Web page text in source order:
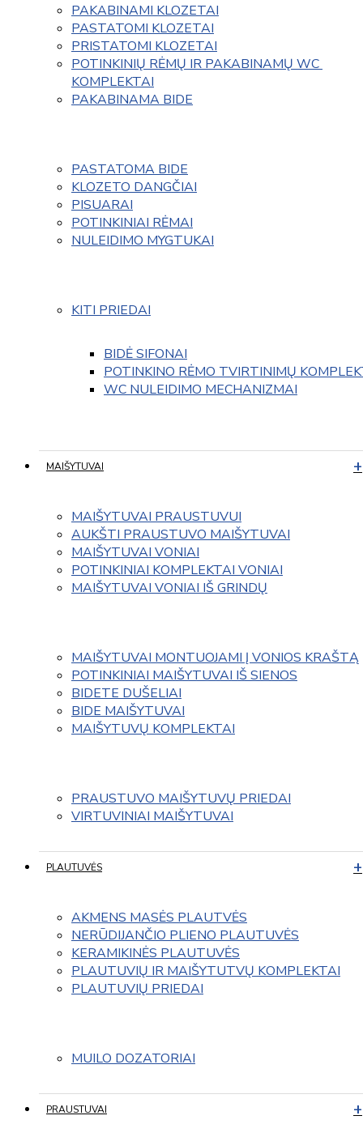
PAKABINAMI KLOZETAI
PASTATOMI KLOZETAI
PRISTATOMI KLOZETAI
POTINKINIŲ RĖMŲ IR PAKABINAMŲ WC
KOMPLEKTAI
PAKABINAMA BIDE
PASTATOMA BIDE
KLOZETO DANGČIAI
PISUARAI
POTINKINIAI RĖMAI
NULEIDIMO MYGTUKAI
KITI PRIEDAI
BIDĖ SIFONAI
POTINKINO RĖMO TVIRTINIMŲ
WC NULEIDIMO MECHANIZMAI
MAIŠYTUVAI
MAIŠYTUVAI PRAUSTUVUI
AUKŠTI PRAUSTUVO MAIŠYTUVAI
MAIŠYTUVAI VONIAI
POTINKINIAI KOMPLEKTAI VONIAI
MAIŠYTUVAI VONIAI IŠ GRINDŲ
MAIŠYTUVAI MONTUOJAMI Į VONIOS KRAŠTĄ
POTINKINIAI MAIŠYTUVAI IŠ SIENOS
BIDETE DUŠELIAI
BIDE MAIŠYTUVAI
MAIŠYTUVŲ KOMPLEKTAI
PRAUSTUVO MAIŠYTUVŲ PRIEDAI
VIRTUVINIAI MAIŠYTUVAI
PLAUTUVĖS
AKMENS MASĖS PLAUTVĖS
NERŪDIJANČIO PLIENO PLAUTUVĖS
KERAMIKINĖS PLAUTUVĖS
PLAUTUVIŲ IR MAIŠYTUTVŲ KOMPLEKTAI
PLAUTUVIŲ PRIEDAI
MUILO DOZATORIAI
PRAUSTUVAI